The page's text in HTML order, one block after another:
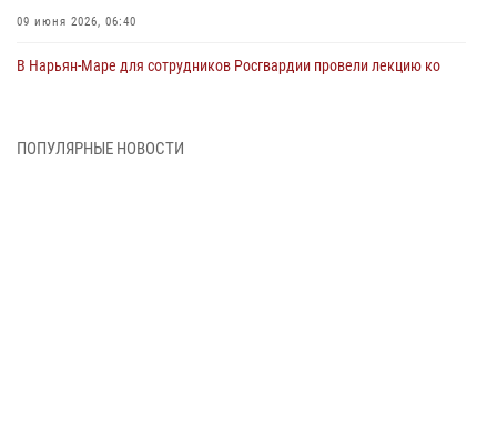
09 июня 2026, 06:40
В Нарьян-Маре для сотрудников Росгвардии провели лекцию ко
ПОПУЛЯРНЫЕ НОВОСТИ